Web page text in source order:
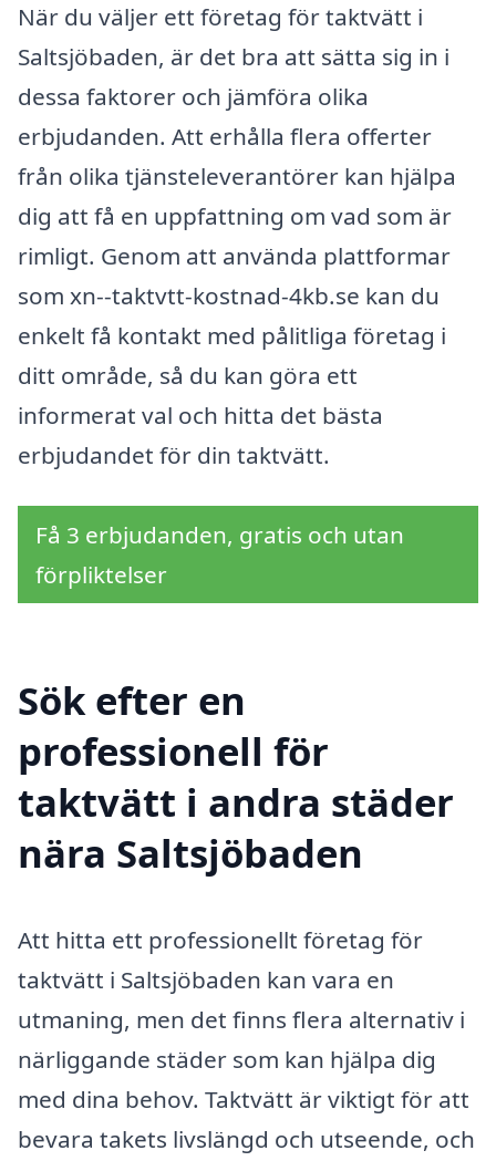
När du väljer ett företag för taktvätt i
Saltsjöbaden, är det bra att sätta sig in i
dessa faktorer och jämföra olika
erbjudanden. Att erhålla flera offerter
från olika tjänsteleverantörer kan hjälpa
dig att få en uppfattning om vad som är
rimligt. Genom att använda plattformar
som xn--taktvtt-kostnad-4kb.se kan du
enkelt få kontakt med pålitliga företag i
ditt område, så du kan göra ett
informerat val och hitta det bästa
erbjudandet för din taktvätt.
Få 3 erbjudanden, gratis och utan
förpliktelser
Sök efter en
professionell för
taktvätt i andra städer
nära Saltsjöbaden
Att hitta ett professionellt företag för
taktvätt i Saltsjöbaden kan vara en
utmaning, men det finns flera alternativ i
närliggande städer som kan hjälpa dig
med dina behov. Taktvätt är viktigt för att
bevara takets livslängd och utseende, och